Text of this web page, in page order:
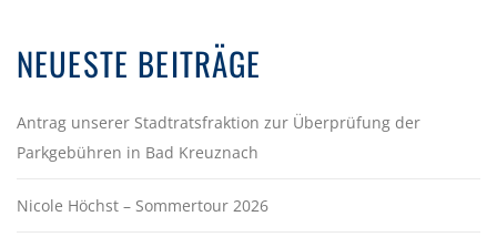
NEUESTE BEITRÄGE
Antrag unserer Stadtratsfraktion zur Überprüfung der
Parkgebühren in Bad Kreuznach
Nicole Höchst – Sommertour 2026